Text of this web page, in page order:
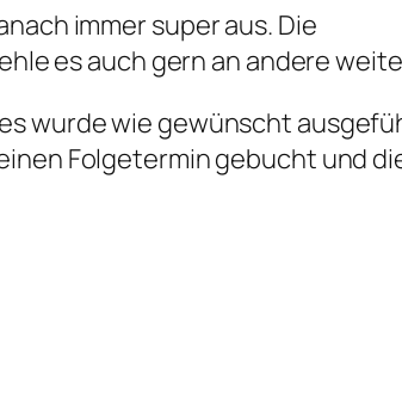
immer super aus. Die
es auch gern an andere
wurde wie gewünscht
Folgetermin gebucht und